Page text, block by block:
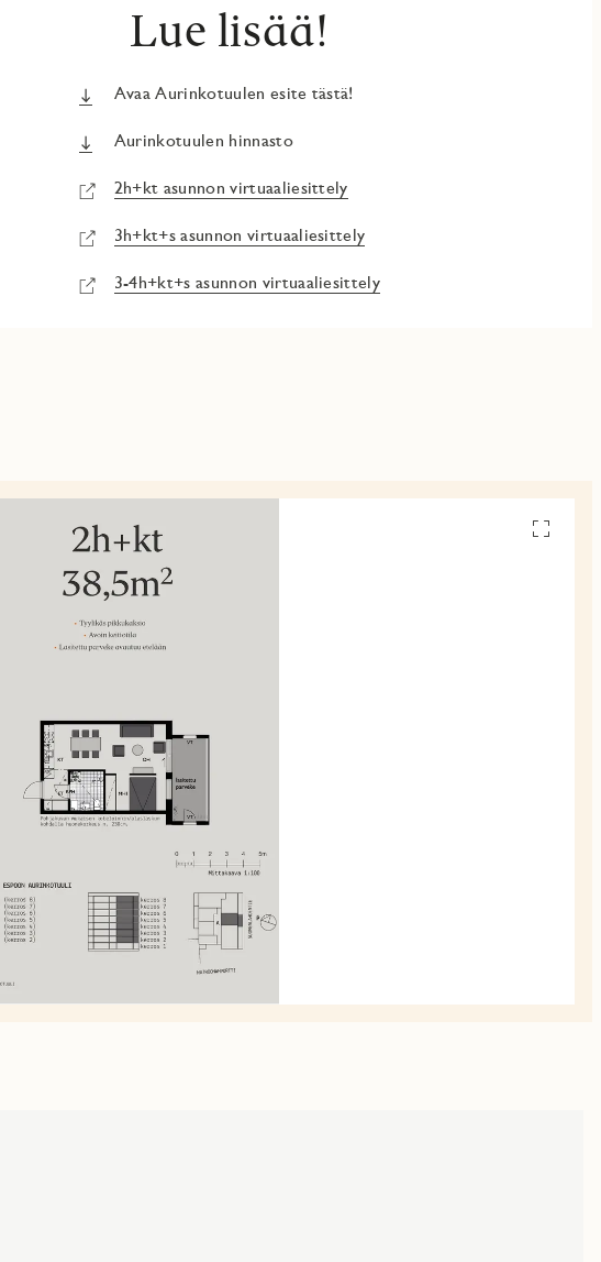
Lue lisää!
Avaa Aurinkotuulen esite tästä!
Aurinkotuulen hinnasto
2h+kt asunnon virtuaaliesittely
3h+kt+s asunnon virtuaaliesittely
3-4h+kt+s asunnon virtuaaliesittely
Avaa